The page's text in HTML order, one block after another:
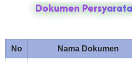
Dokumen
No Nama Dokumen